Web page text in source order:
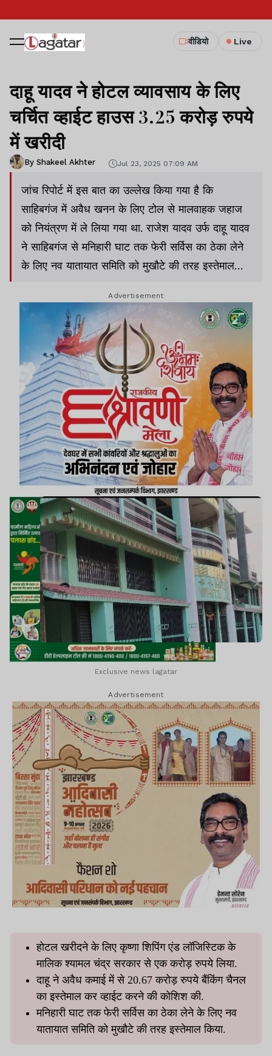
वीडियो Live
दाहू यादव ने होटल व्यावसाय के लिए
चर्चित व्हाईट हाउस 3.25 करोड़ रुपये
में खरीदी
By Shakeel Akhter Jul 23, 2025 07:09 AM
जांच रिपोर्ट में इस बात का उल्लेख किया गया है कि
साहिबगंज में अवैध खनन के लिए टोल से मालवाहक जहाज
को नियंत्रण में ले लिया गया था. राजेश यादव उर्फ दाहू यादव
ने साहिबगंज से मनिहारी घाट तक फेरी सर्विस का ठेका लेने
के लिए नव यातायात समिति को मुखौटे की तरह इस्तेमाल
यातायात समिति के नाम पर फेरी का ठेका लेकर अवैध खनन
से निकाले गये पत्थर, स्टोन चिप्स को दूसरा राज्य में पहुंचाने
का काम किया.
Advertisement
Exclusive news lagatar
Advertisement
होटल खरीदने के लिए कृष्णा शिपिंग एंड लॉजिस्टिक के
मालिक श्यामल चंद्र सरकार से एक करोड़ रुपये लिया.
दाहू ने अवैध कमाई में से 20.67 करोड़ रुपये बैंकिंग चैनल
का इस्तेमाल कर व्हाईट करने की कोशिश की.
मनिहारी घाट तक फेरी सर्विस का ठेका लेने के लिए नव
यातायात समिति को मुखौटे की तरह इस्तेमाल किया.